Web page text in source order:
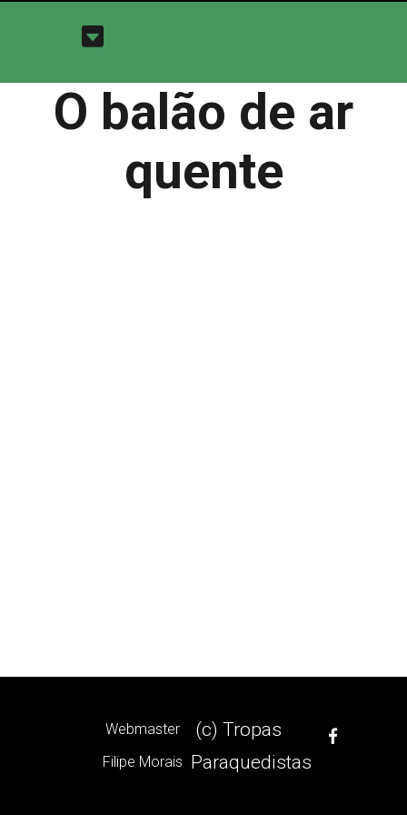
O balão de ar
quente
Webmaster
Filipe Morais
(c) Tropas
Paraquedistas